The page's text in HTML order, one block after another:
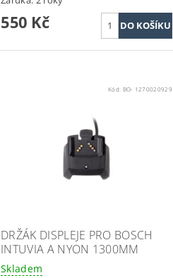
550 Kč
Kód: BO- 1270020929
DRŽÁK DISPLEJE PRO BOSCH
INTUVIA A NYON 1300MM
Skladem